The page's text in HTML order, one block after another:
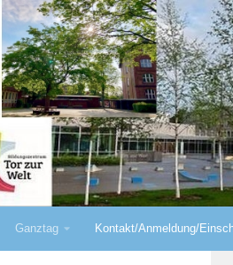
Ganztag Kontakt/Anmeldung/